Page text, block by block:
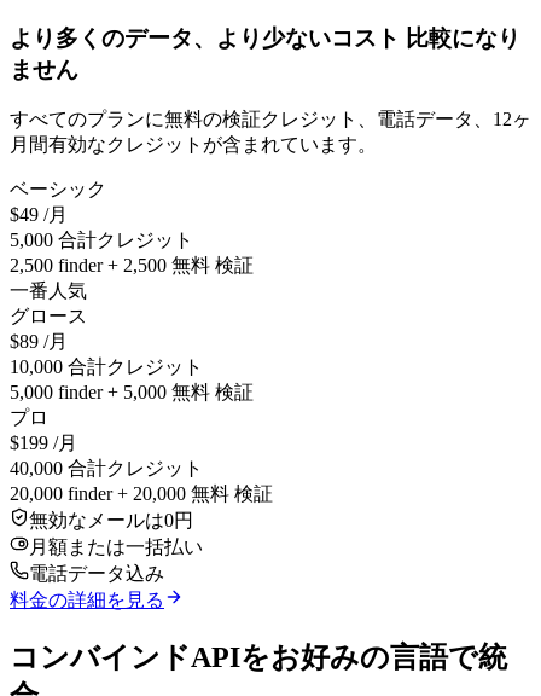
より多くのデータ、より少ないコスト 比較になり
ません
すべてのプランに無料の検証クレジット、電話データ、12ヶ
月間有効なクレジットが含まれています。
ベーシック
$49 /月
5,000 合計クレジット
2,500 finder + 2,500 無料 検証
一番人気
グロース
$89 /月
10,000 合計クレジット
5,000 finder + 5,000 無料 検証
プロ
$199 /月
40,000 合計クレジット
20,000 finder + 20,000 無料 検証
無効なメールは0円
月額または一括払い
電話データ込み
料金の詳細を見る
コンバインドAPIをお好みの言語で統